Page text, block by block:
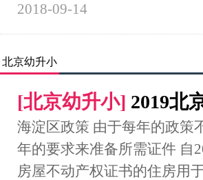
2018-09-14
北京幼升小
[北京幼升小] 2019北
海淀区政策 由于每年的政策
年的要求来准备所需证件 自
房屋不动产权证书的住房用